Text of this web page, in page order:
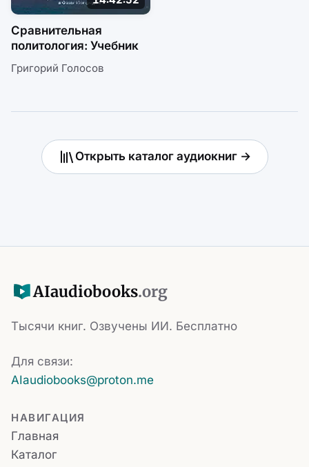
Сравнительная
политология: Учебник
Григорий Голосов
Открыть каталог аудиокниг →
AIaudiobooks.org
Тысячи книг. Озвучены ИИ. Бесплатно
Для связи:
AIaudiobooks@proton.me
НАВИГАЦИЯ
Главная
Каталог